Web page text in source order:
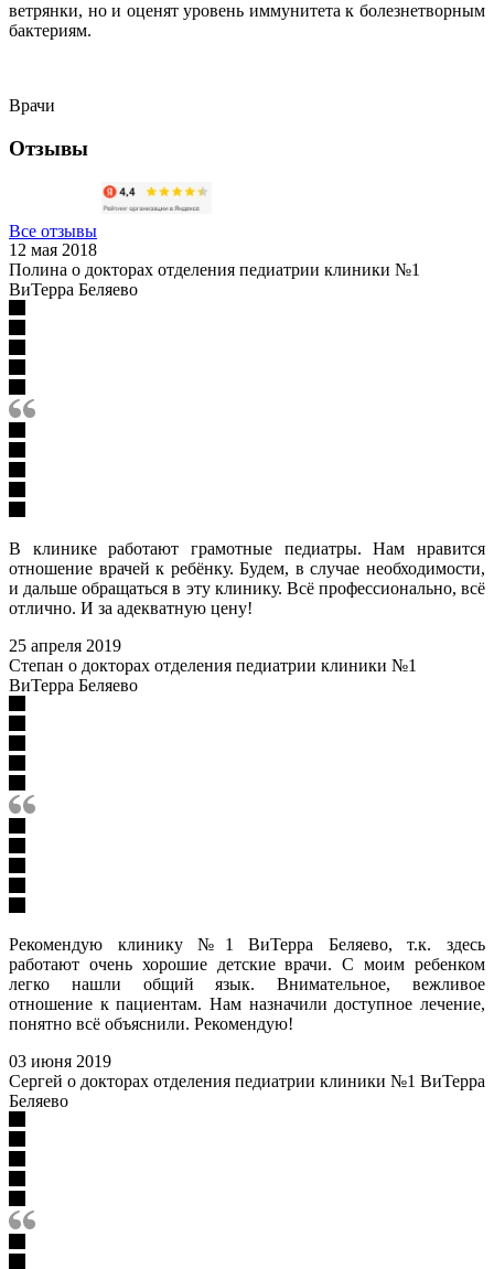
ветрянки, но и оценят уровень иммунитета к болезнетворным
бактериям.
Врачи
Отзывы
Все отзывы
12 мая 2018
Полина о докторах отделения педиатрии клиники №1
ВиТерра Беляево
В клинике работают грамотные педиатры. Нам нравится
отношение врачей к ребёнку. Будем, в случае необходимости,
и дальше обращаться в эту клинику. Всё профессионально, всё
отлично. И за адекватную цену!
25 апреля 2019
Степан о докторах отделения педиатрии клиники №1
ВиТерра Беляево
Рекомендую клинику №1 ВиТерра Беляево, т.к. здесь
работают очень хорошие детские врачи. С моим ребенком
легко нашли общий язык. Внимательное, вежливое
отношение к пациентам. Нам назначили доступное лечение,
понятно всё объяснили. Рекомендую!
03 июня 2019
Сергей о докторах отделения педиатрии клиники №1 ВиТерра
Беляево